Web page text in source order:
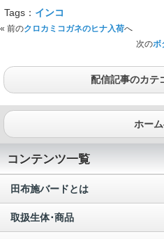
Tags： インコ
« 前のクロカミコガネのヒナ入荷へ
次のボ
配信記事のカテ
ホー
コンテンツ一覧
田布施バードとは
取扱生体･商品